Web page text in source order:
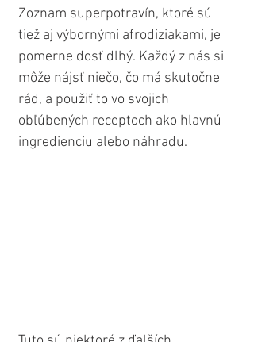
Zoznam superpotravín, ktoré sú
tiež aj výbornými afrodiziakami, je
pomerne dosť dlhý. Každý z nás si
môže nájsť niečo, čo má skutočne
rád, a použiť to vo svojich
obľúbených receptoch ako hlavnú
ingredienciu alebo náhradu.